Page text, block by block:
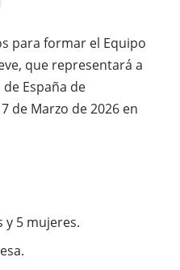
para formar el Equipo
que representará a
España de
de Marzo de 2026 en
y 5 mujeres.